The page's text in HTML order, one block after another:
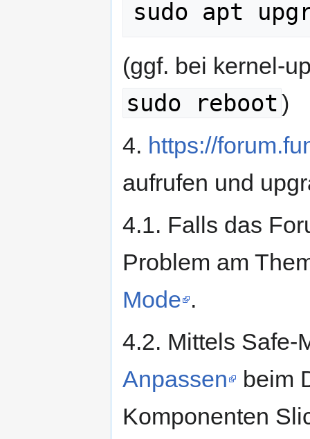
(ggf. bei kernel-
sudo reboot)
4. https://
aufrufen und
4.1. Falls das
Problem am
Mode .
4.2. Mittels Safe-
Anpassen
beim
Komponenten